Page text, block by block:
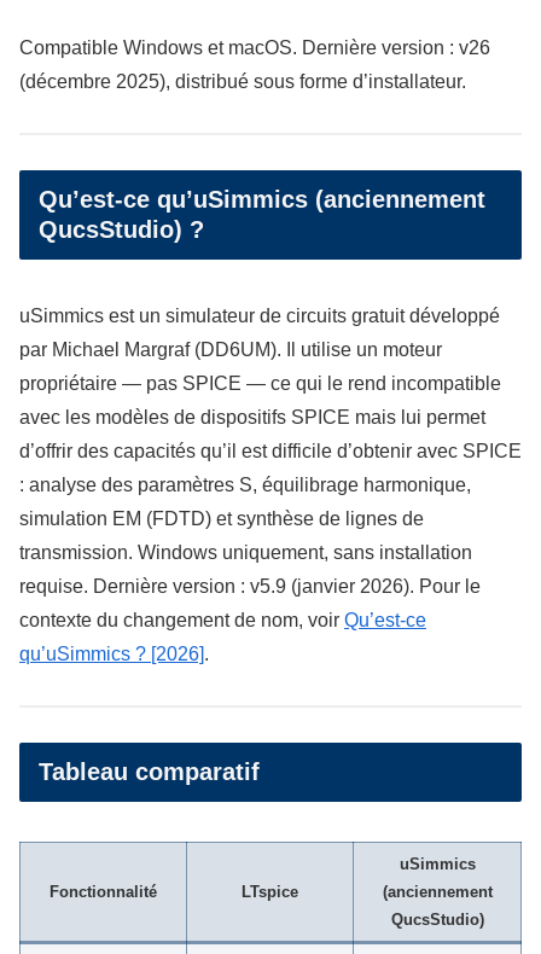
Compatible Windows et macOS. Dernière version : v26
(décembre 2025), distribué sous forme d’installateur.
Qu’est-ce qu’uSimmics (anciennement
QucsStudio) ?
uSimmics est un simulateur de circuits gratuit développé
par Michael Margraf (DD6UM). Il utilise un moteur
propriétaire — pas SPICE — ce qui le rend incompatible
avec les modèles de dispositifs SPICE mais lui permet
d’offrir des capacités qu’il est difficile d’obtenir avec SPICE
: analyse des paramètres S, équilibrage harmonique,
simulation EM (FDTD) et synthèse de lignes de
transmission. Windows uniquement, sans installation
requise. Dernière version : v5.9 (janvier 2026). Pour le
contexte du changement de nom, voir Qu’est-ce
qu’uSimmics ? [2026].
Tableau comparatif
Fonctionnalité LTspice
uSimmics
(anciennement
QucsStudio)